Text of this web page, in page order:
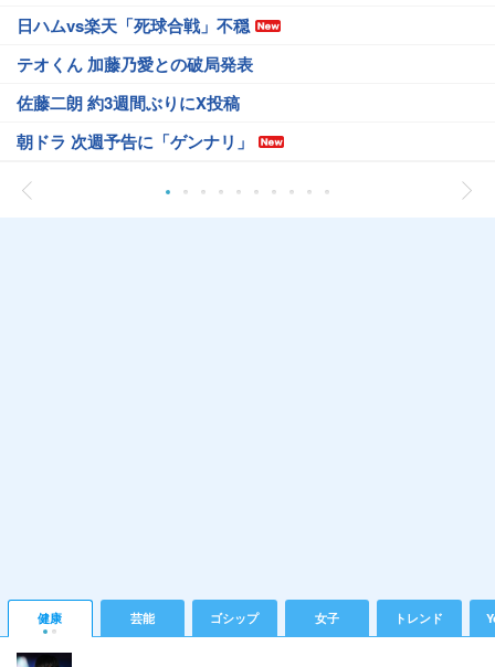
日ハムvs楽天「死球合戦」不穏
テオくん 加藤乃愛との破局発表
佐藤二朗 約3週間ぶりにX投稿
朝ドラ 次週予告に「ゲンナリ」
健康 芸能 ゴシップ 女子 トレンド